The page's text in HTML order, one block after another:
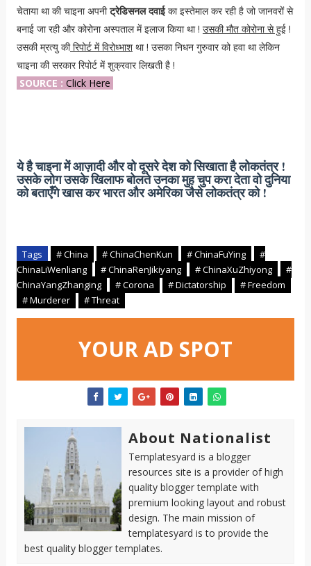
चेताया था की चाइना अपनीट्रेडिसनल दवाईका इस्तेमाल कर रही है जो जानवरों से
बनाई जा रही और कोरोना अस्पताल में इलाज किया था ! उसकी मौत कोरोना से हुई!
उसकी म्रत्यु कीरिपोर्ट में विरोध्भाशथा ! उसका निधन गुरुवार को हवा था लेकिन
चाइना की सरकार रिपोर्ट में शुक्रवार लिखती है !
SOURCE : Click Here
ये है चाइना में आज़ादी और वो दूसरे देश को सिखाता है लोकतंत्र !
उसके लोग उसके खिलाफ बोलते उनका मुह चुप करा देता वो दुनिया
को बताएँगे खास कर भारत और अमेरिका जैसे लोकतंत्र को !
Tags # China # ChinaChenKun # ChinaFuYing
#
ChinaLiWenliang
# ChinaRenJikiyang # ChinaXuZhiyong
#
ChinaYangZhanging
# Corona # Dictatorship
# Freedom
# Murderer
# Threat
YOUR AD SPOT
About Nationalist
Templatesyard is a blogger
resources site is a provider of high
quality blogger template with
premium looking layout and robust
design. The main mission of
templatesyard is to provide the
best quality blogger templates.